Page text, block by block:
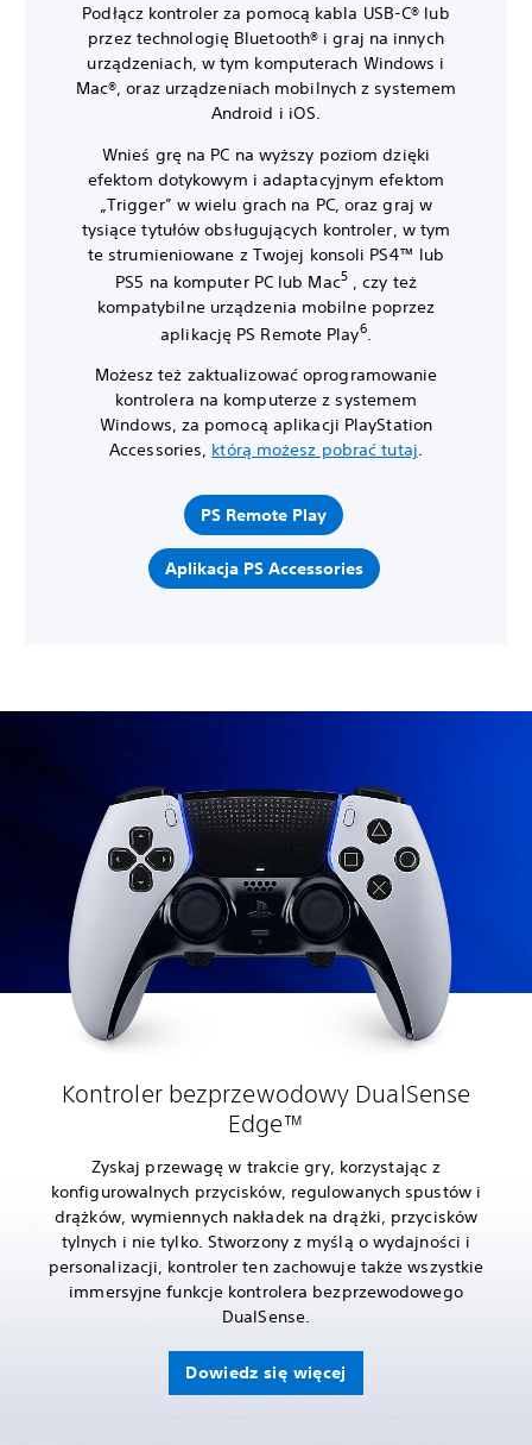
Podłącz kontroler za pomocą kabla USB-C® lub
przez technologię Bluetooth® i graj na innych
urządzeniach, w tym komputerach Windows i
Mac®, oraz urządzeniach mobilnych z systemem
Android i iOS.
Wnieś grę na PC na wyższy poziom dzięki
efektom dotykowym i adaptacyjnym efektom
„Trigger” w wielu grach na PC, oraz graj w
tysiące tytułów obsługujących kontroler, w tym
te strumieniowane z Twojej konsoli PS4™ lub
PS5 na komputer PC lub Mac5, czy też
kompatybilne urządzenia mobilne poprzez
aplikację PS Remote Play6.
Możesz też zaktualizować oprogramowanie
kontrolera na komputerze z systemem
Windows, za pomocą aplikacji PlayStation
Accessories, którą możesz pobrać tutaj.
PS Remote Play
Aplikacja PS Accessories
Kontroler bezprzewodowy DualSense
Edge™
Zyskaj przewagę w trakcie gry, korzystając z
konfigurowalnych przycisków, regulowanych spustów i
drążków, wymiennych nakładek na drążki, przycisków
tylnych i nie tylko. Stworzony z myślą o wydajności i
personalizacji, kontroler ten zachowuje także wszystkie
immersyjne funkcje kontrolera bezprzewodowego
DualSense.
Dowiedz się więcej